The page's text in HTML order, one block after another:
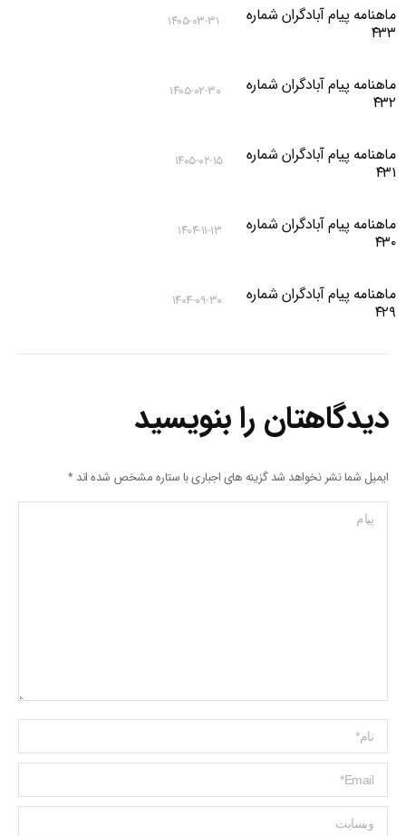
ماهنامه پیام آبادگران شماره
۴۳۳
۱۴۰۵-۰۳-۳۱
ماهنامه پیام آبادگران شماره
۴۳۲
۱۴۰۵-۰۲-۳۰
ماهنامه پیام آبادگران شماره
۴۳۱
۱۴۰۵-۰۲-۱۵
ماهنامه پیام آبادگران شماره
۴۳۰
۱۴۰۴-۱۱-۱۳
ماهنامه پیام آبادگران شماره
۴۲۹
۱۴۰۴-۰۹-۳۰
دیدگاهتان را بنویسید
ایمیل شما نشر نخواهد شد گزینه های اجباری با ستاره مشخص شده اند*
پیام
Name *
ایمیل *
وبسایت